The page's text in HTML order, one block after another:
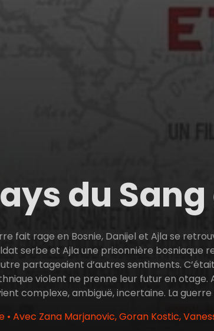
du
fait rage en Bosnie, Danijel et Ajla se
serbe et Ajla une prisonnière bosniaque
partageaient d’autres sentiments.
violent ne prenne leur futur en
complexe, ambiguë, incertaine. La guerre
• Avec Zana Marjanovic, Goran Kostic,